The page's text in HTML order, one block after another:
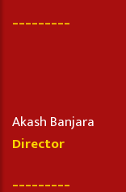
_________
Akash Banjara
Director
_________